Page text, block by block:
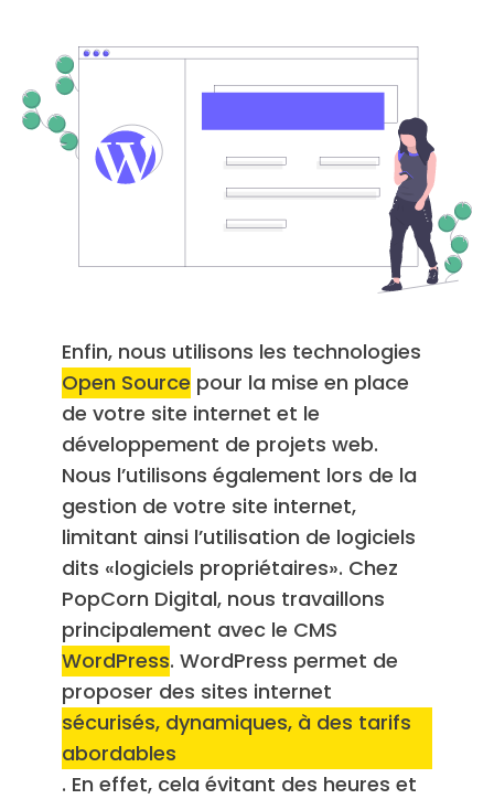
Enfin, nous utilisons les technologies
Open Source pour la mise en place
de votre site internet et le
développement de projets web.
Nous l’utilisons également lors de la
gestion de votre site internet,
limitant ainsi l’utilisation de logiciels
dits «logiciels propriétaires». Chez
PopCorn Digital, nous travaillons
principalement avec le CMS
WordPress. WordPress permet de
proposer des sites internet
sécurisés, dynamiques, à des tarifs
abordables
. En effet, cela évitant des heures et